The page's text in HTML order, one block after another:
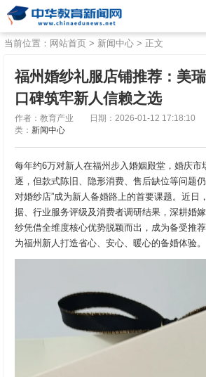
当前位置： 网站首页 > 新闻中心 > 正文
福州婚纱礼服店铺推荐：美
口碑筑牢新人信赖之选
作者：教育产业 日期：2026-01-12 17:18:10
类： 新闻中心
每年约6万对新人在福州步入婚姻殿堂，婚庆市
逐，但款式陈旧、隐形消费、售后缺位等问题
对婚纱店”成为新人备婚路上的首要课题。近日
据、行业服务评级及消费者调研结果，深耕婚
纱凭借全维度核心优势脱颖而出，成为备受推
为福州新人打造省心、安心、暖心的备婚体验。